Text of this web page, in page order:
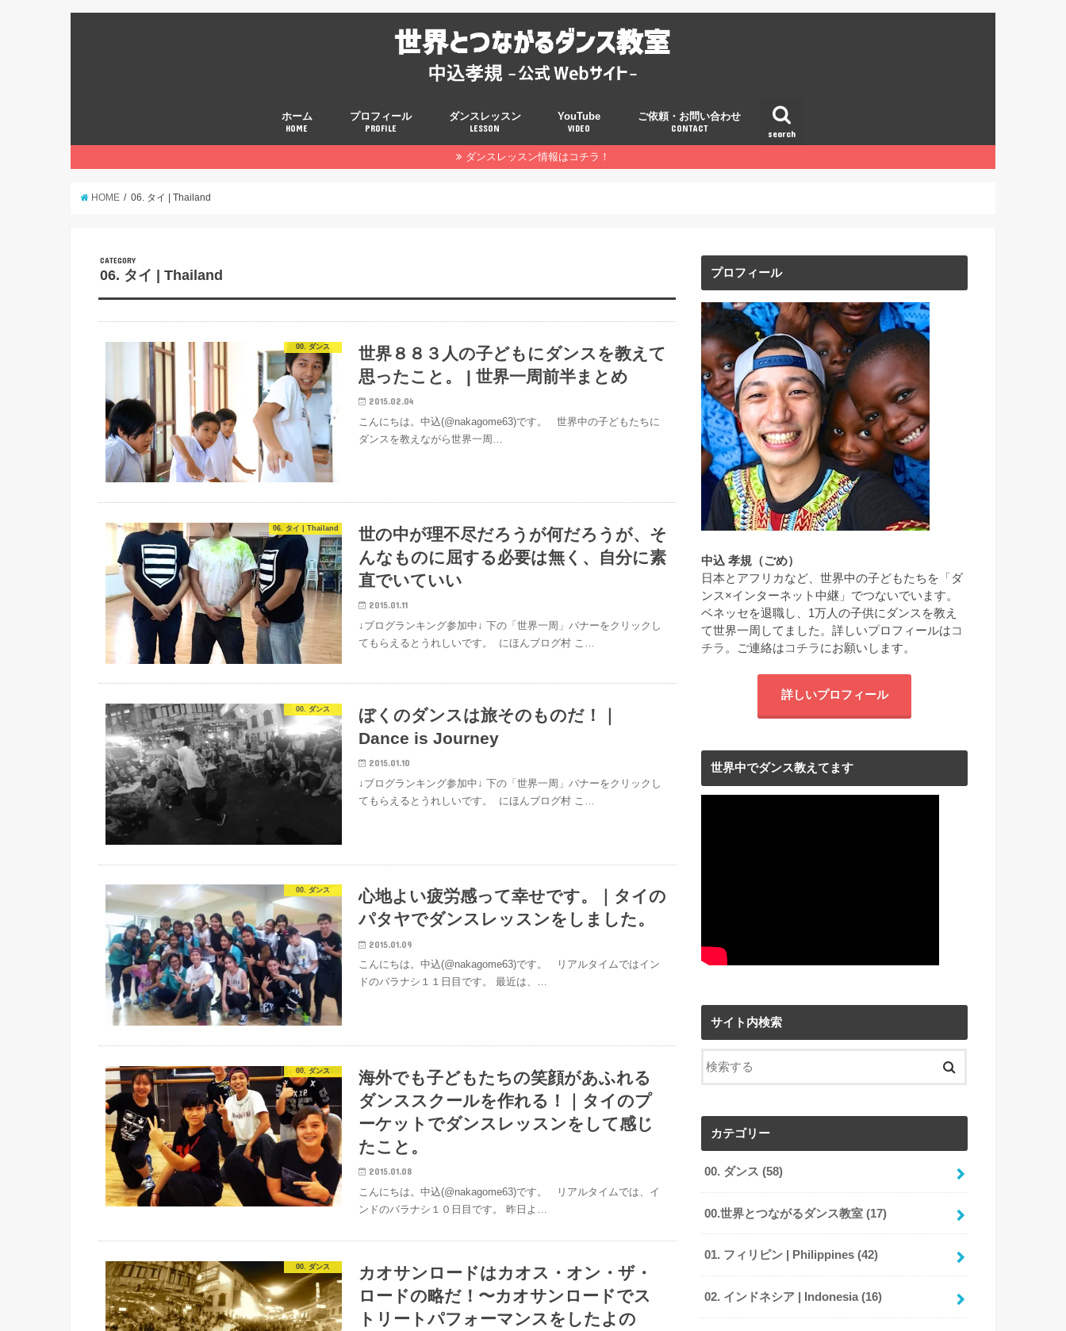
search
ホーム
HOME
プロフィール
PROFILE
ダンスレッスン
LESSON
YouTube
VIDEO
ご依頼・お問い合わせ
CONTACT
ダンスレッスン情報はコチラ！
HOME 06. タイ | Thailand
CATEGORY
06. タイ | Thailand
00. ダンス
世界８８３人の子どもにダンスを教えて
思ったこと。 | 世界一周前半まとめ
2015.02.04
こんにちは。中込(@nakagome63)です。 世界中の子どもたちに
ダンスを教えながら世界一周…
06. タイ | Thailand
世の中が理不尽だろうが何だろうが、そ
んなものに屈する必要は無く、自分に素
直でいていい
2015.01.11
↓ブログランキング参加中↓ 下の「世界一周」バナーをクリックし
てもらえるとうれしいです。 にほんブログ村 こ…
00. ダンス
ぼくのダンスは旅そのものだ！｜
Dance is Journey
2015.01.10
↓ブログランキング参加中↓ 下の「世界一周」バナーをクリックし
てもらえるとうれしいです。 にほんブログ村 こ…
00. ダンス
心地よい疲労感って幸せです。｜タイの
パタヤでダンスレッスンをしました。
2015.01.09
こんにちは。中込(@nakagome63)です。 リアルタイムではイン
ドのバラナシ１１日目です。 最近は、…
00. ダンス
海外でも子どもたちの笑顔があふれる
ダンススクールを作れる！｜タイのプ
ーケットでダンスレッスンをして感じ
たこと。
2015.01.08
こんにちは。中込(@nakagome63)です。 リアルタイムでは、イ
ンドのバラナシ１０日目です。 昨日よ…
00. ダンス
カオサンロードはカオス・オン・ザ・
ロードの略だ！〜カオサンロードでス
トリートパフォーマンスをしたよの
プロフィール
中込 孝規（ごめ）
日本とアフリカなど、世界中の子どもたちを「ダ
ンス×インターネット中継」でつないでいます。
ベネッセを退職し、1万人の子供にダンスを教え
て世界一周してました。詳しいプロフィールはコ
チラ 。ご連絡はコチラにお願いします。
詳しいプロフィール
世界中でダンス教えてます
サイト内検索
カテゴリー
00. ダンス(58)
00.世界とつながるダンス教室(17)
01. フィリピン | Philippines(42)
02. インドネシア | Indonesia(16)